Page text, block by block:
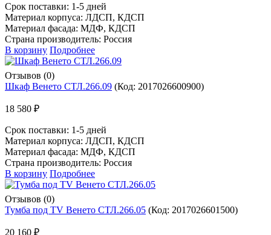
Срок поставки: 1-5 дней
Материал корпуса: ЛДСП, КДСП
Материал фасада: МДФ, КДСП
Страна производитель: Россия
В корзину Подробнее
Отзывов (0)
Шкаф Венето СТЛ.266.09 (Код: 2017026600900)
18 580 ₽
Срок поставки: 1-5 дней
Материал корпуса: ЛДСП, КДСП
Материал фасада: МДФ, КДСП
Страна производитель: Россия
В корзину Подробнее
Отзывов (0)
Тумба под TV Венето СТЛ.266.05 (Код: 2017026601500)
20 160 ₽